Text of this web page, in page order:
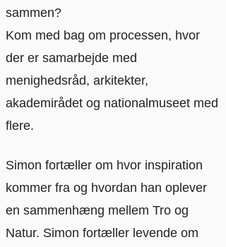
sammen?
Kom med bag om processen, hvor
der er samarbejde med
menighedsråd, arkitekter,
akademirådet og nationalmuseet med
flere.
Simon fortæller om hvor inspiration
kommer fra og hvordan han oplever
en sammenhæng mellem Tro og
Natur. Simon fortæller levende om